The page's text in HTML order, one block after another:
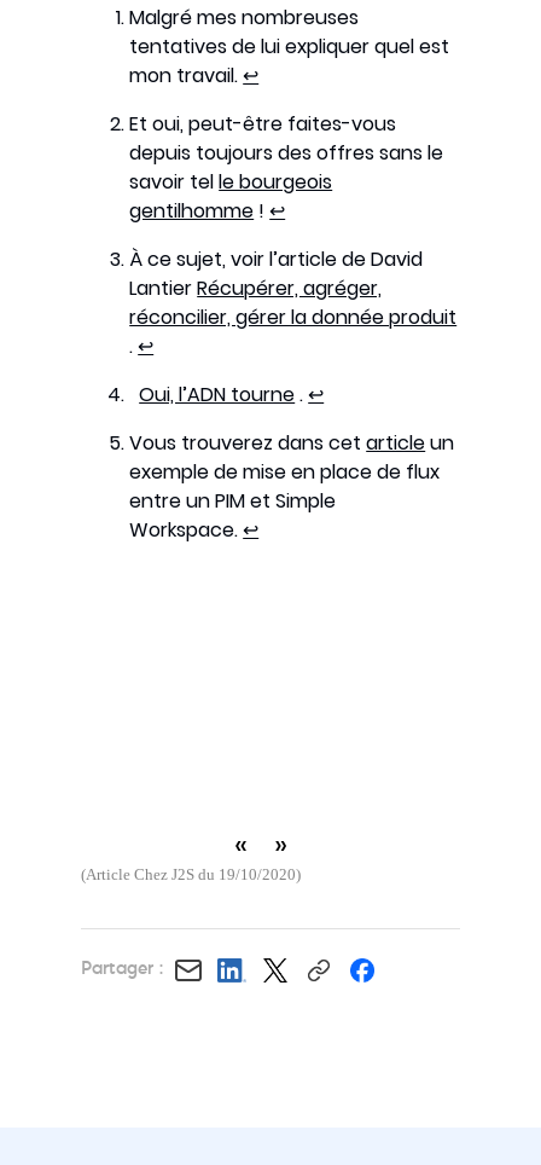
Malgré mes nombreuses
tentatives de lui expliquer quel est
mon travail.↩︎
Et oui, peut-être faites-vous
depuis toujours des offres sans le
savoir telle bourgeois
gentilhomme !↩︎
À ce sujet, voir l’article de David
LantierRécupérer, agréger,
réconcilier, gérer la donnée produit
.↩︎
Oui, l’ADN tourne.↩︎
Vous trouverez dans cetarticleun
exemple de mise en place de flux
entre un PIM et Simple
Workspace.↩︎
« »
(Article Chez J2S du 19/10/2020)
Partager :